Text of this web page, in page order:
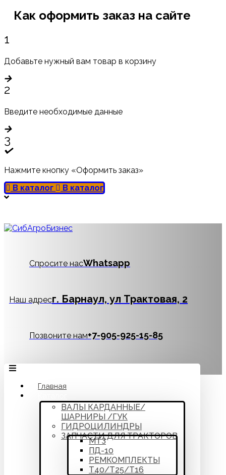
Как оформить заказ на сайте
1
Добавьте нужный вам товар в корзину
2
Введите необходимые данные
3
Нажмите кнопку «Оформить заказ»
В каталог
В каталог
Спросите насWhatsapp
Наш адресг. Барнаул, ул Трактовая, 2
Позвоните нам‪+7-905-925-15-85
Главная
ВАЛЫ КАРДАННЫЕ/
ШАРНИРЫ /ГУК
ГИДРОЦИЛИНДРЫ
ЗАПЧАСТИ ДЛЯ ТРАКТОРОВ
МТЗ
ПД-10
РЕМКОМПЛЕКТЫ
Т40/Т25/Т16